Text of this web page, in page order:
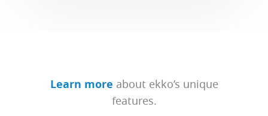
Learn more about ekko’s unique
features.